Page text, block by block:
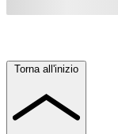
Torna all'inizio